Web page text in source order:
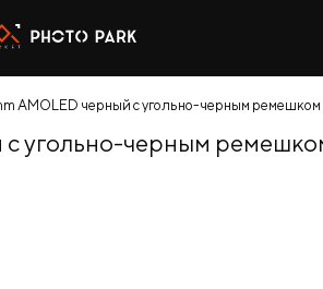
AMOLED черный с угольно-черным ремешком
с угольно-черным